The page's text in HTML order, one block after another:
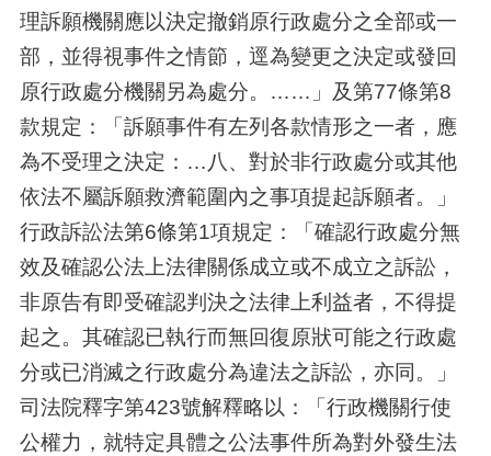
理訴願機關應以決定撤銷原行政處分之全部或一
部，並得視事件之情節，逕為變更之決定或發回
原行政處分機關另為處分。……」及第77條第8
款規定：「訴願事件有左列各款情形之一者，應
為不受理之決定：…八、對於非行政處分或其他
依法不屬訴願救濟範圍內之事項提起訴願者。」
行政訴訟法第6條第1項規定：「確認行政處分無
效及確認公法上法律關係成立或不成立之訴訟，
非原告有即受確認判決之法律上利益者，不得提
起之。其確認已執行而無回復原狀可能之行政處
分或已消滅之行政處分為違法之訴訟，亦同。」
司法院釋字第423號解釋略以：「行政機關行使
公權力，就特定具體之公法事件所為對外發生法